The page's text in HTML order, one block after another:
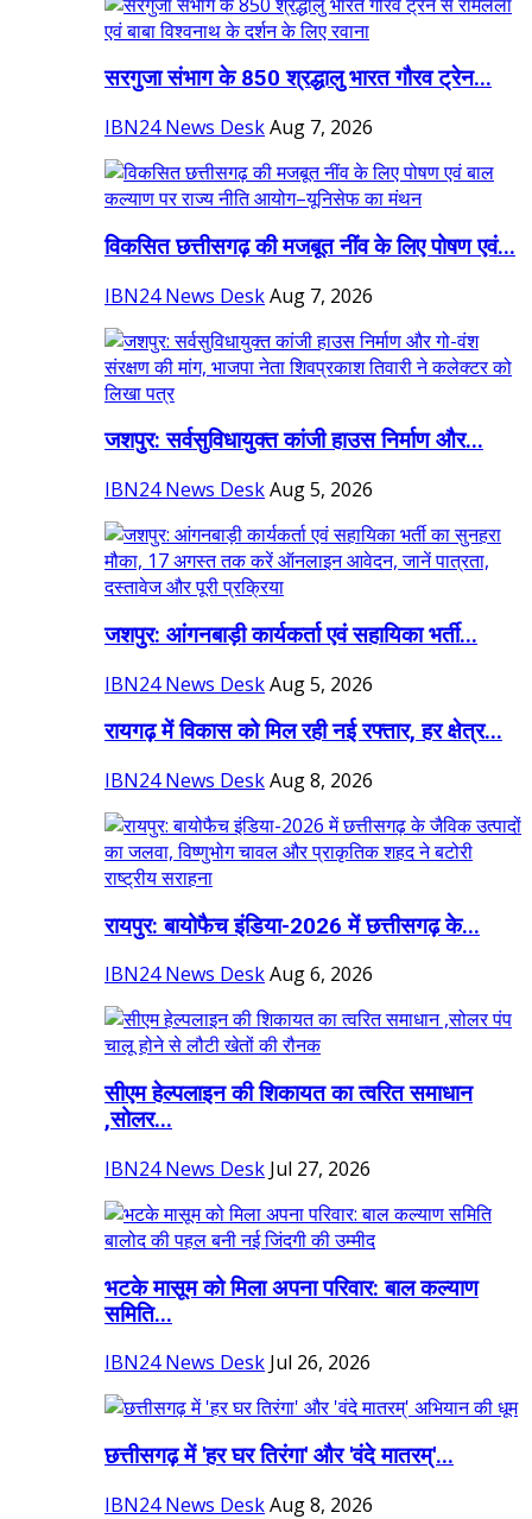
सरगुजा संभाग के 850 श्रद्धालु भारत गौरव ट्रेन...
IBN24 News DeskAug 7, 2026
विकसित छत्तीसगढ़ की मजबूत नींव के लिए पोषण एवं...
IBN24 News DeskAug 7, 2026
जशपुर: सर्वसुविधायुक्त कांजी हाउस निर्माण और...
IBN24 News DeskAug 5, 2026
जशपुर: आंगनबाड़ी कार्यकर्ता एवं सहायिका भर्ती...
IBN24 News DeskAug 5, 2026
रायगढ़ में विकास को मिल रही नई रफ्तार, हर क्षेत्र...
IBN24 News DeskAug 8, 2026
रायपुर: बायोफैच इंडिया-2026 में छत्तीसगढ़ के...
IBN24 News DeskAug 6, 2026
सीएम हेल्पलाइन की शिकायत का त्वरित समाधान
,सोलर...
IBN24 News Desk Jul 27, 2026
भटके मासूम को मिला अपना परिवार: बाल कल्याण
समिति...
IBN24 News Desk Jul 26, 2026
छत्तीसगढ़ में 'हर घर तिरंगा' और 'वंदे मातरम्'...
IBN24 News DeskAug 8, 2026